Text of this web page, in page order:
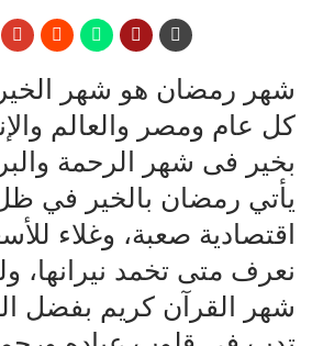
شهر رمضان هو شهر
كل عام ومصر والعالم
بخير فى شهر الرحمة
يأتي رمضان بالخير في
اقتصادية صعبة، وغلاء
نعرف متى تخمد نيرانها،
شهر القرآن كريم بفضل